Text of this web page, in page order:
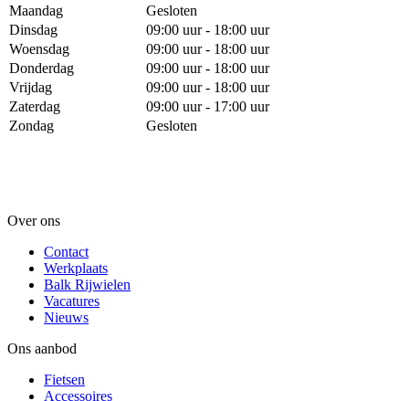
Maandag
Gesloten
Dinsdag
09:00 uur - 18:00 uur
Woensdag
09:00 uur - 18:00 uur
Donderdag
09:00 uur - 18:00 uur
Vrijdag
09:00 uur - 18:00 uur
Zaterdag
09:00 uur - 17:00 uur
Zondag
Gesloten
Over ons
Contact
Werkplaats
Balk Rijwielen
Vacatures
Nieuws
Ons aanbod
Fietsen
Accessoires